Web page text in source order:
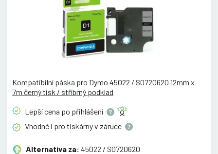
Kompatibilní páska pro Dymo 45022 / S0720620 12mm x
7m černý tisk / stříbrný podklad
Lepší cena po přihlášení
Vhodné i pro tiskárny v záruce
Alternativa za: 45022 / S0720620